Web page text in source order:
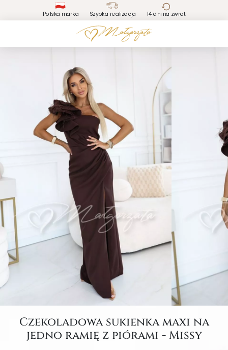
Polska marka Szybka realizacja 14 dni na zwrot
Czekoladowa sukienka maxi na
jedno ramię z piórami - Missy